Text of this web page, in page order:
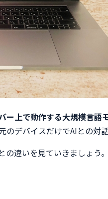
ー上で動作する大規模言語
デバイスだけでAIとの対
違いを見ていきましょう。